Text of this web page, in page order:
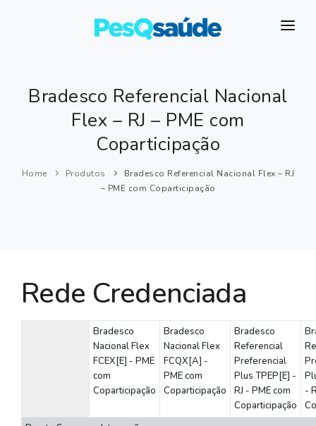
PLANOS DE SAÚDE
LABORATÓRIOS
MAIS…
Bradesco Referencial Nacional
Flex – RJ – PME com
Coparticipação
Home Produtos
Bradesco Referencial Nacional Flex – RJ
– PME com Coparticipação
Rede Credenciada
Bradesco
Nacional Flex
FCEX[E] - PME
com
Coparticipação
Bradesco
Nacional Flex
FCQX[A] -
PME com
Coparticipação
Bradesco
Referencial
Preferencial
Plus TPEP[E] -
RJ - PME com
Coparticipação
-